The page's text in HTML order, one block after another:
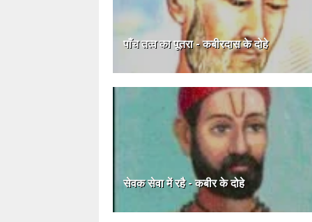
पाँच तत्व का पूतरा - कबीरदास के दोहे
सेवक सेवा में रहै - कबीर के दोहे